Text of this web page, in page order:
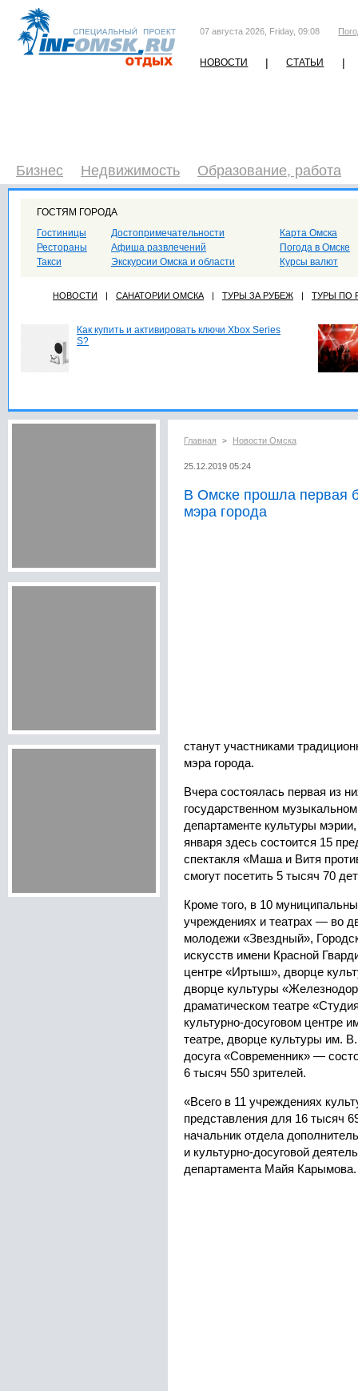
07 августа 2026, Friday, 09:08
НОВОСТИ | СТАТЬИ |
Бизнес Недвижимость Образование, работа
ГОСТЯМ ГОРОДА
Гостиницы
Рестораны
Такси
Достопримечательности
Афиша развлечений
Экскурсии Омска и области
Карта Омска
Погода в Омске
Курсы валют
НОВОСТИ | САНАТОРИИ ОМСКА | ТУРЫ ЗА РУБЕЖ | ТУРЫ ПО
Как купить и активировать ключи Xbox Series
S?
Главная > Новости Омска
25.12.2019 05:24
В Омске прошла первая
мэра города
станут участниками
мэра города.
Вчера состоялась первая из
государственном
департаменте культуры
января здесь состоится 15
спектакля «Маша и Витя
смогут посетить 5 тысяч 70
Кроме того, в 10
учреждениях и театрах — во
молодежи «Звездный»,
искусств имени Красной
центре «Иртыш», дворце
дворце культуры
драматическом театре
культурно-досуговом центре
театре, дворце культуры им.
досуга «Современник» —
6 тысяч 550 зрителей.
«Всего в 11 учреждениях
представления для 16 тысяч
начальник отдела
и культурно-досуговой
департамента Майя Карымова.